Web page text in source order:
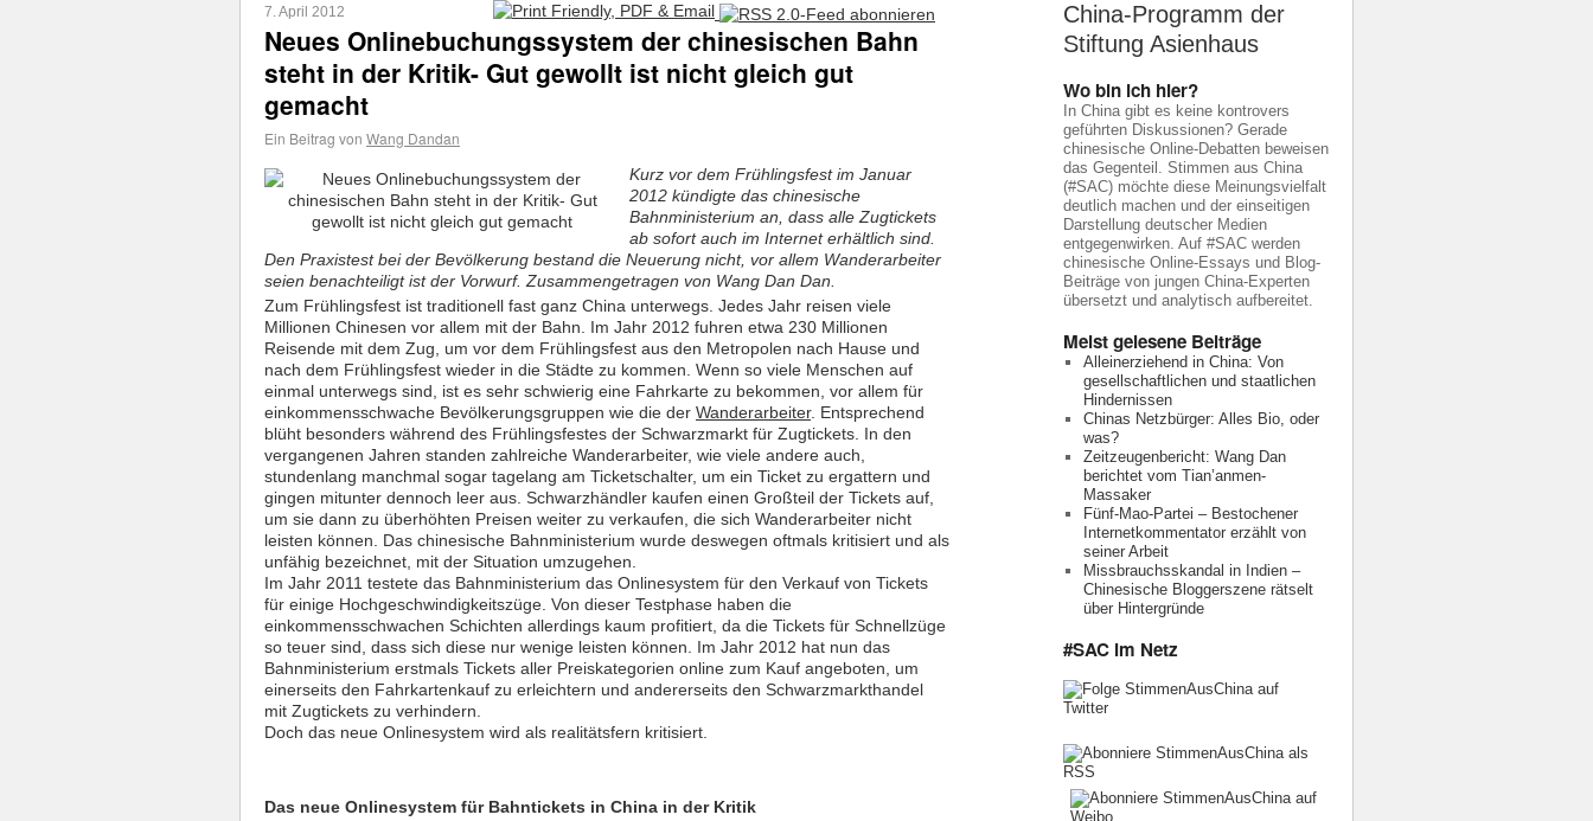
7. April 2012
Neues Onlinebuchungssystem der chinesischen Bahn
steht in der Kritik- Gut gewollt ist nicht gleich gut
gemacht
Ein Beitrag von Wang Dandan
Kurz vor dem Frühlingsfest im Januar
2012 kündigte das chinesische
Bahnministerium an, dass alle Zugtickets
ab sofort auch im Internet erhältlich sind.
Den Praxistest bei der Bevölkerung bestand die Neuerung nicht, vor allem Wanderarbeiter
seien benachteiligt ist der Vorwurf. Zusammengetragen von Wang Dan Dan.
Zum Frühlingsfest ist traditionell fast ganz China unterwegs. Jedes Jahr reisen viele
Millionen Chinesen vor allem mit der Bahn. Im Jahr 2012 fuhren etwa 230 Millionen
Reisende mit dem Zug, um vor dem Frühlingsfest aus den Metropolen nach Hause und
nach dem Frühlingsfest wieder in die Städte zu kommen. Wenn so viele Menschen auf
einmal unterwegs sind, ist es sehr schwierig eine Fahrkarte zu bekommen, vor allem für
einkommensschwache Bevölkerungsgruppen wie die der Wanderarbeiter. Entsprechend
blüht besonders während des Frühlingsfestes der Schwarzmarkt für Zugtickets. In den
vergangenen Jahren standen zahlreiche Wanderarbeiter, wie viele andere auch,
stundenlang manchmal sogar tagelang am Ticketschalter, um ein Ticket zu ergattern und
gingen mitunter dennoch leer aus. Schwarzhändler kaufen einen Großteil der Tickets auf,
um sie dann zu überhöhten Preisen weiter zu verkaufen, die sich Wanderarbeiter nicht
leisten können. Das chinesische Bahnministerium wurde deswegen oftmals kritisiert und als
unfähig bezeichnet, mit der Situation umzugehen.
Im Jahr 2011 testete das Bahnministerium das Onlinesystem für den Verkauf von Tickets
für einige Hochgeschwindigkeitszüge. Von dieser Testphase haben die
einkommensschwachen Schichten allerdings kaum profitiert, da die Tickets für Schnellzüge
so teuer sind, dass sich diese nur wenige leisten können. Im Jahr 2012 hat nun das
Bahnministerium erstmals Tickets aller Preiskategorien online zum Kauf angeboten, um
einerseits den Fahrkartenkauf zu erleichtern und andererseits den Schwarzmarkthandel
mit Zugtickets zu verhindern.
Doch das neue Onlinesystem wird als realitätsfern kritisiert.
Das neue Onlinesystem für Bahntickets in China in der Kritik
China-Programm der
Stiftung Asienhaus
Wo bin ich hier?
In China gibt es keine kontrovers
geführten Diskussionen? Gerade
chinesische Online-Debatten beweisen
das Gegenteil. Stimmen aus China
(#SAC) möchte diese Meinungsvielfalt
deutlich machen und der einseitigen
Darstellung deutscher Medien
entgegenwirken. Auf #SAC werden
chinesische Online-Essays und Blog-
Beiträge von jungen China-Experten
übersetzt und analytisch aufbereitet.
Meist gelesene Beiträge
Alleinerziehend in China: Von
gesellschaftlichen und staatlichen
Hindernissen
Chinas Netzbürger: Alles Bio, oder
was?
Zeitzeugenbericht: Wang Dan
berichtet vom Tian’anmen-
Massaker
Fünf-Mao-Partei – Bestochener
Internetkommentator erzählt von
seiner Arbeit
Missbrauchsskandal in Indien –
Chinesische Bloggerszene rätselt
über Hintergründe
#SAC im Netz